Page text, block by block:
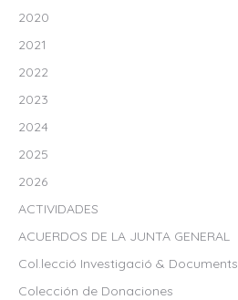
2020
2021
2022
2023
2024
2025
2026
ACTIVIDADES
ACUERDOS DE LA JUNTA GENERAL
Col.lecció Investigació & Documents
Colección de Donaciones